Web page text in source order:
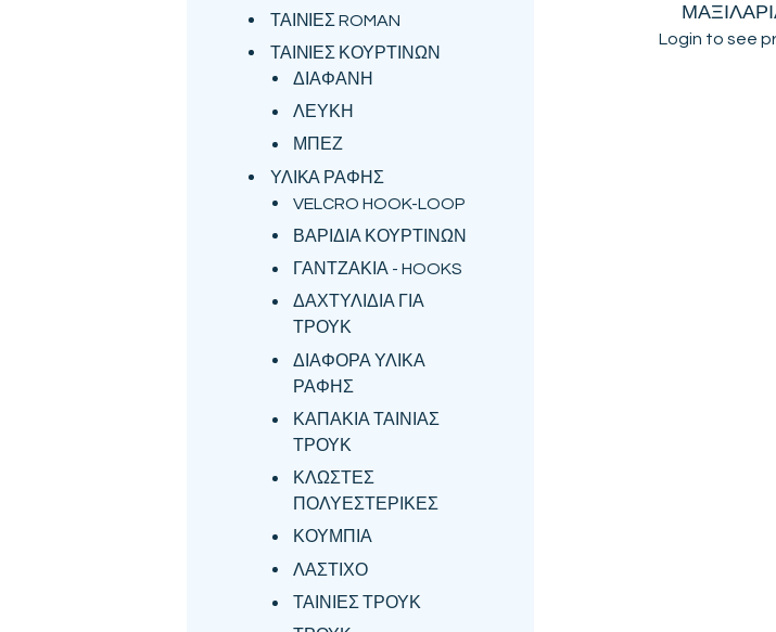
Login to see
ΤΑΙΝΙΕΣ ROMAN
ΤΑΙΝΙΕΣ ΚΟΥΡΤΙΝΩΝ
ΔΙΑΦΑΝΗ
ΛΕΥΚΗ
ΜΠΕΖ
ΥΛΙΚΑ ΡΑΦΗΣ
VELCRO HOOK-LOOP
ΒΑΡΙΔΙΑ ΚΟΥΡΤΙΝΩΝ
ΓΑΝΤΖΑΚΙΑ - HOOKS
ΔΑΧΤΥΛΙΔΙΑ ΓΙΑ
ΤΡΟΥΚ
ΔΙΑΦΟΡΑ ΥΛΙΚΑ
ΡΑΦΗΣ
ΚΑΠΑΚΙΑ ΤΑΙΝΙΑΣ
ΤΡΟΥΚ
ΚΛΩΣΤΕΣ
ΠΟΛΥΕΣΤΕΡΙΚΕΣ
ΚΟΥΜΠΙΑ
ΛΑΣΤΙΧΟ
ΤΑΙΝΙΕΣ ΤΡΟΥΚ